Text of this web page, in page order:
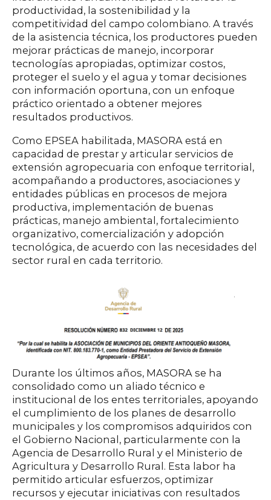
productividad, la sostenibilidad y la
competitividad del campo colombiano. A través
de la asistencia técnica, los productores pueden
mejorar prácticas de manejo, incorporar
tecnologías apropiadas, optimizar costos,
proteger el suelo y el agua y tomar decisiones
con información oportuna, con un enfoque
práctico orientado a obtener mejores
resultados productivos.
Como EPSEA habilitada, MASORA está en
capacidad de prestar y articular servicios de
extensión agropecuaria con enfoque territorial,
acompañando a productores, asociaciones y
entidades públicas en procesos de mejora
productiva, implementación de buenas
prácticas, manejo ambiental, fortalecimiento
organizativo, comercialización y adopción
tecnológica, de acuerdo con las necesidades del
sector rural en cada territorio.
Durante los últimos años, MASORA se ha
consolidado como un aliado técnico e
institucional de los entes territoriales, apoyando
el cumplimiento de los planes de desarrollo
municipales y los compromisos adquiridos con
el Gobierno Nacional, particularmente con la
Agencia de Desarrollo Rural y el Ministerio de
Agricultura y Desarrollo Rural. Esta labor ha
permitido articular esfuerzos, optimizar
recursos y ejecutar iniciativas con resultados